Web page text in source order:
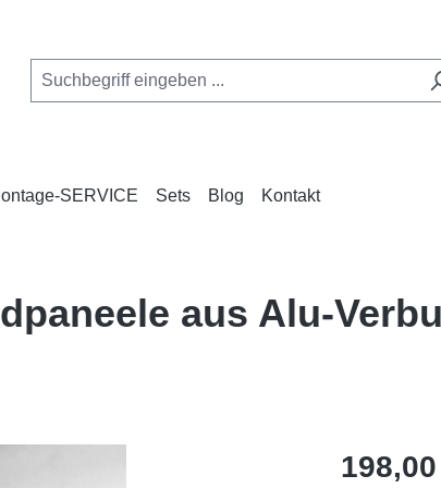
SERVICE Sets Blog Kontakt
aus Alu-
Regulärer